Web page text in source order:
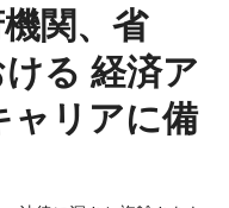
関、省
る 経済ア
ャリアに備